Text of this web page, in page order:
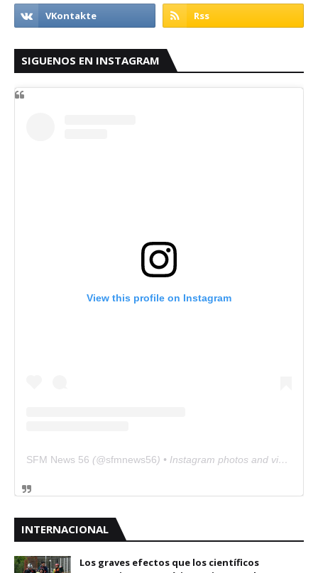
SIGUENOS EN INSTAGRAM
View this profile on Instagram
SFM News 56 (@sfmnews56) • Instagram photos and videos
INTERNACIONAL
Los graves efectos que los científicos